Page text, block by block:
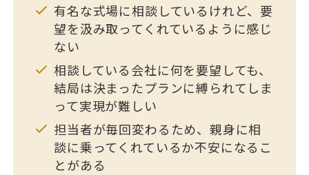
有名な式場に相談しているけれど、要
望を汲み取ってくれているように感じ
ない
相談している会社に何を要望しても、
結局は決まったプランに縛られてしま
って実現が難しい
担当者が毎回変わるため、親身に相
談に乗ってくれているか不安になるこ
とがある